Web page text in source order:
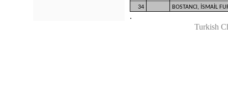
34
BOSTANCI, İSMAİL
.
Turkish